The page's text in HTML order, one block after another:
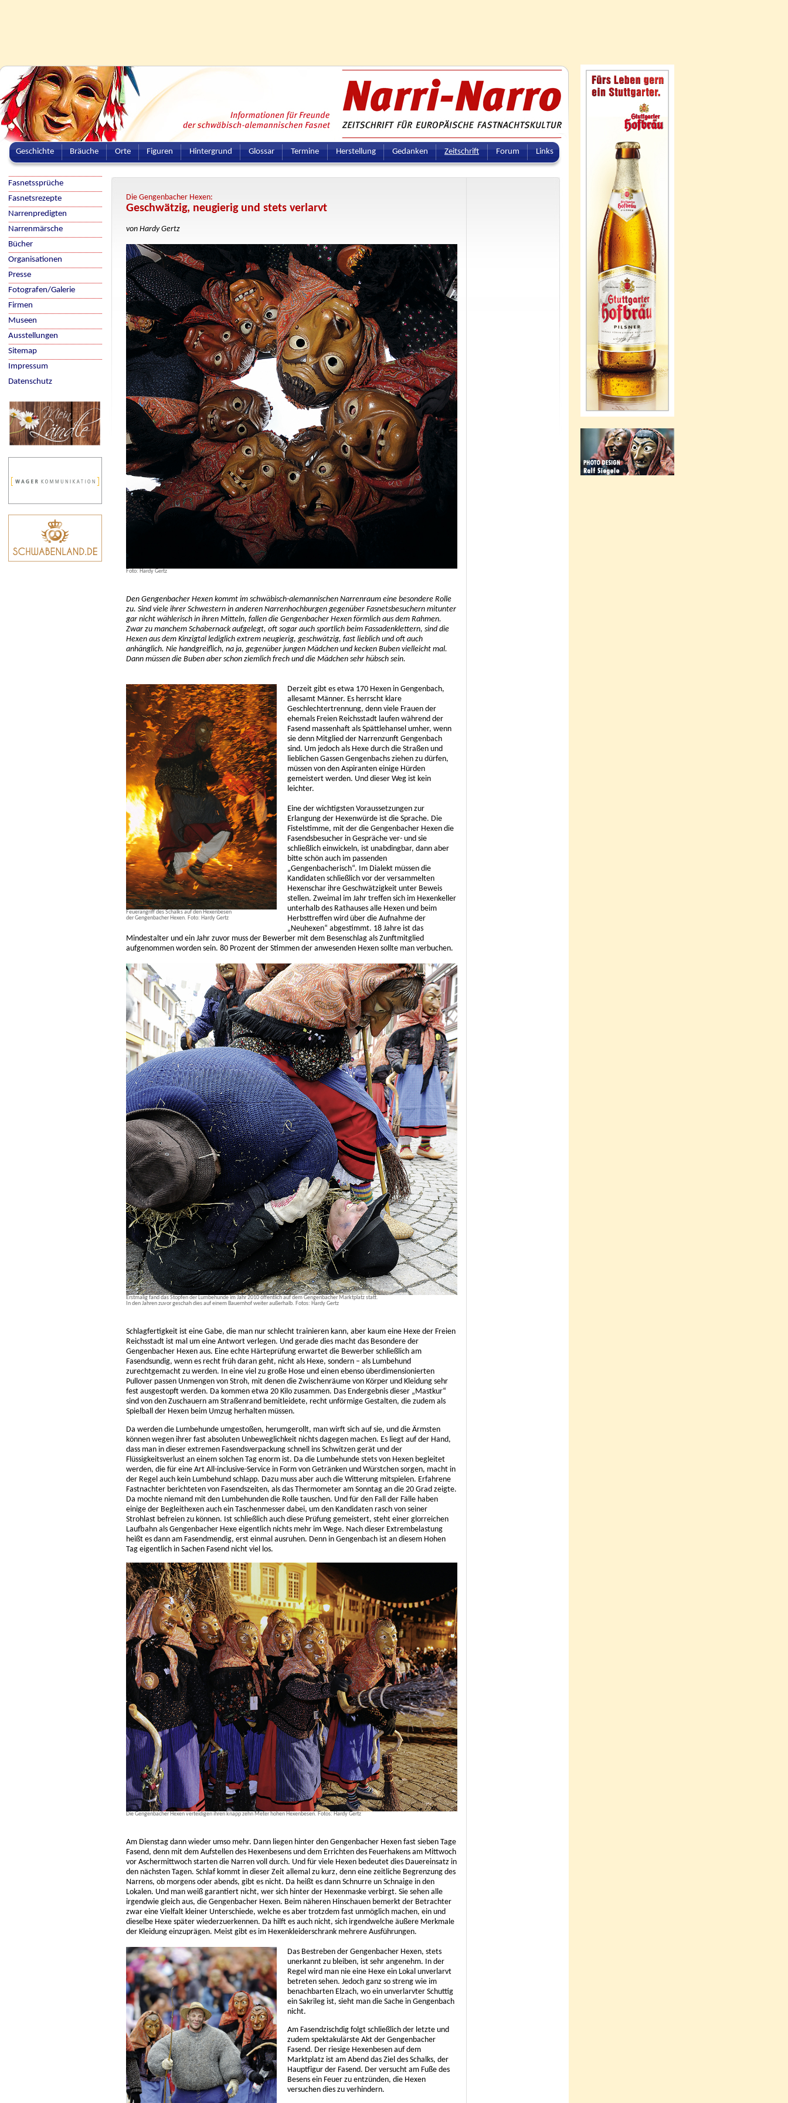
Geschichte Bräuche Orte Figuren Hintergrund Glossar Termine Herstellung Gedanken Zeitschrift Forum Links
Die Gengenbacher Hexen:
Geschwätzig, neugierig und stets verlarvt
von Hardy Gertz
Foto: Hardy Gertz
Den Gengenbacher Hexen kommt im schwäbisch-alemannischen Narrenraum eine besondere Rolle
zu. Sind viele ihrer Schwestern in anderen Narrenhochburgen gegenüber Fasnetsbesuchern mitunter
gar nicht wählerisch in ihren Mitteln, fallen die Gengenbacher Hexen förmlich aus dem Rahmen.
Zwar zu manchem Schabernack aufgelegt, oft sogar auch sportlich beim Fassadenklettern, sind die
Hexen aus dem Kinzigtal lediglich extrem neugierig, geschwätzig, fast lieblich und oft auch
anhänglich. Nie handgreiflich, na ja, gegenüber jungen Mädchen und kecken Buben vielleicht mal.
Dann müssen die Buben aber schon ziemlich frech und die Mädchen sehr hübsch sein.
Feuerangriff des Schalks auf den Hexenbesen
der Gengenbacher Hexen. Foto: Hardy Gertz
Derzeit gibt es etwa 170 Hexen in Gengenbach,
allesamt Männer. Es herrscht klare
Geschlechtertrennung, denn viele Frauen der
ehemals Freien Reichsstadt laufen während der
Fasend massenhaft als Spättlehansel umher, wenn
sie denn Mitglied der Narrenzunft Gengenbach
sind. Um jedoch als Hexe durch die Straßen und
lieblichen Gassen Gengenbachs ziehen zu dürfen,
müssen von den Aspiranten einige Hürden
gemeistert werden. Und dieser Weg ist kein
leichter.
Eine der wichtigsten Voraussetzungen zur
Erlangung der Hexenwürde ist die Sprache. Die
Fistelstimme, mit der die Gengenbacher Hexen die
Fasendsbesucher in Gespräche ver- und sie
schließlich einwickeln, ist unabdingbar, dann aber
bitte schön auch im passenden
„Gengenbacherisch“. Im Dialekt müssen die
Kandidaten schließlich vor der versammelten
Hexenschar ihre Geschwätzigkeit unter Beweis
stellen. Zweimal im Jahr treffen sich im Hexenkeller
unterhalb des Rathauses alle Hexen und beim
Herbsttreffen wird über die Aufnahme der
„Neuhexen“ abgestimmt. 18 Jahre ist das
Mindestalter und ein Jahr zuvor muss der Bewerber mit dem Besenschlag als Zunftmitglied
aufgenommen worden sein. 80 Prozent der Stimmen der anwesenden Hexen sollte man verbuchen.
Erstmalig fand das Stopfen der Lumbehunde im Jahr 2010 öffentlich auf dem Gengenbacher Marktplatz statt.
In den Jahren zuvor geschah dies auf einem Bauernhof weiter außerhalb. Fotos: Hardy Gertz
Schlagfertigkeit ist eine Gabe, die man nur schlecht trainieren kann, aber kaum eine Hexe der Freien
Reichsstadt ist mal um eine Antwort verlegen. Und gerade dies macht das Besondere der
Gengenbacher Hexen aus. Eine echte Härteprüfung erwartet die Bewerber schließlich am
Fasendsundig, wenn es recht früh daran geht, nicht als Hexe, sondern – als Lumbehund
zurechtgemacht zu werden. In eine viel zu große Hose und einen ebenso überdimensionierten
Pullover passen Unmengen von Stroh, mit denen die Zwischenräume von Körper und Kleidung sehr
fest ausgestopft werden. Da kommen etwa 20 Kilo zusammen. Das Endergebnis dieser „Mastkur“
sind von den Zuschauern am Straßenrand bemitleidete, recht unförmige Gestalten, die zudem als
Spielball der Hexen beim Umzug herhalten müssen.
Da werden die Lumbehunde umgestoßen, herumgerollt, man wirft sich auf sie, und die Ärmsten
können wegen ihrer fast absoluten Unbeweglichkeit nichts dagegen machen. Es liegt auf der Hand,
dass man in dieser extremen Fasendsverpackung schnell ins Schwitzen gerät und der
Flüssigkeitsverlust an einem solchen Tag enorm ist. Da die Lumbehunde stets von Hexen begleitet
werden, die für eine Art All-inclusive-Service in Form von Getränken und Würstchen sorgen, macht in
der Regel auch kein Lumbehund schlapp. Dazu muss aber auch die Witterung mitspielen. Erfahrene
Fastnachter berichteten von Fasendszeiten, als das Thermometer am Sonntag an die 20 Grad zeigte.
Da mochte niemand mit den Lumbehunden die Rolle tauschen. Und für den Fall der Fälle haben
einige der Begleithexen auch ein Taschenmesser dabei, um den Kandidaten rasch von seiner
Strohlast befreien zu können. Ist schließlich auch diese Prüfung gemeistert, steht einer glorreichen
Laufbahn als Gengenbacher Hexe eigentlich nichts mehr im Wege. Nach dieser Extrembelastung
heißt es dann am Fasendmendig, erst einmal ausruhen. Denn in Gengenbach ist an diesem Hohen
Tag eigentlich in Sachen Fasend nicht viel los.
Die Gengenbacher Hexen verteidigen ihren knapp zehn Meter hohen Hexenbesen. Fotos: Hardy Gertz
Am Dienstag dann wieder umso mehr. Dann liegen hinter den Gengenbacher Hexen fast sieben Tage
Fasend, denn mit dem Aufstellen des Hexenbesens und dem Errichten des Feuerhakens am Mittwoch
vor Aschermittwoch starten die Narren voll durch. Und für viele Hexen bedeutet dies Dauereinsatz in
den nächsten Tagen. Schlaf kommt in dieser Zeit allemal zu kurz, denn eine zeitliche Begrenzung des
Narrens, ob morgens oder abends, gibt es nicht. Da heißt es dann Schnurre un Schnaige in den
Lokalen. Und man weiß garantiert nicht, wer sich hinter der Hexenmaske verbirgt. Sie sehen alle
irgendwie gleich aus, die Gengenbacher Hexen. Beim näheren Hinschauen bemerkt der Betrachter
zwar eine Vielfalt kleiner Unterschiede, welche es aber trotzdem fast unmöglich machen, ein und
dieselbe Hexe später wiederzuerkennen. Da hilft es auch nicht, sich irgendwelche äußere Merkmale
der Kleidung einzuprägen. Meist gibt es im Hexenkleiderschrank mehrere Ausführungen.
Das Bestreben der Gengenbacher Hexen, stets
unerkannt zu bleiben, ist sehr angenehm. In der
Regel wird man nie eine Hexe ein Lokal unverlarvt
betreten sehen. Jedoch ganz so streng wie im
benachbarten Elzach, wo ein unverlarvter Schuttig
ein Sakrileg ist, sieht man die Sache in Gengenbach
nicht.
Am Fasendzischdig folgt schließ­­lich der letzte und
zudem spektakulärste Akt der Gengenbacher
Fasend. Der riesige Hexenbesen auf dem
Marktplatz ist am Abend das Ziel des Schalks, der
Hauptfigur der Fasend. Der versucht am Fuße des
Besens ein Feuer zu entzünden, die Hexen
versuchen dies zu verhindern.
Fasnetssprüche
Fasnetsrezepte
Narrenpredigten
Narrenmärsche
Bücher
Organisationen
Presse
Fotografen/Galerie
Firmen
Museen
Ausstellungen
Sitemap
Impressum
Datenschutz